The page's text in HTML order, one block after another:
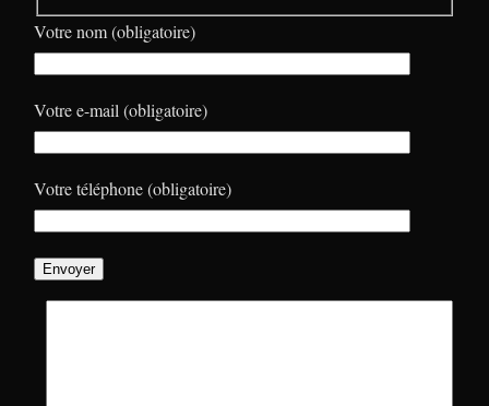
Votre nom (obligatoire)
Votre e-mail (obligatoire)
Votre téléphone (obligatoire)